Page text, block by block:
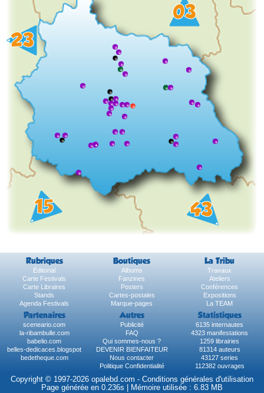
Rubriques Boutiques La Tribu
Éditorial Albums
Travaux
Carte Festivals
Fanzines
Ateliers
Carte Libraires
Posters
Conférences
Stands
Cartes-postales
Expositions
Agenda Festivals
Marque-pages La TEAM
Partenaires Autres Statistiques
sceneario.com Publicité
6135 internautes
la-ribambulle.com
FAQ
4323 manifestations
babelio.com
Qui sommes-nous ?
1259 librairies
belles-dedicaces.blogspot
DEVENIR BIENFAITEUR
81314 auteurs
bedetheque.com
Nous contacter
43127 series
Politique Confidentialité
112382 ouvrages
Copyright © 1997-2026 opalebd.com - Conditions générales d'utilisation
Page générée en 0.236s | Mémoire utilisée : 6.83 MB